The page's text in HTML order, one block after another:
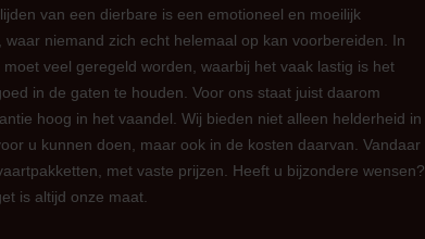
van een dierbare is een emotioneel en moeilijk
waar niemand zich echt helemaal op kan voorbereiden. In
moet veel geregeld worden, waarbij het vaak lastig is het
in de gaten te houden. Voor ons staat juist daarom
hoog in het vaandel. Wij bieden niet alleen helderheid in
u kunnen doen, maar ook in de kosten daarvan. Vandaar
met vaste prijzen. Heeft u bijzondere wensen?
is altijd onze maat.